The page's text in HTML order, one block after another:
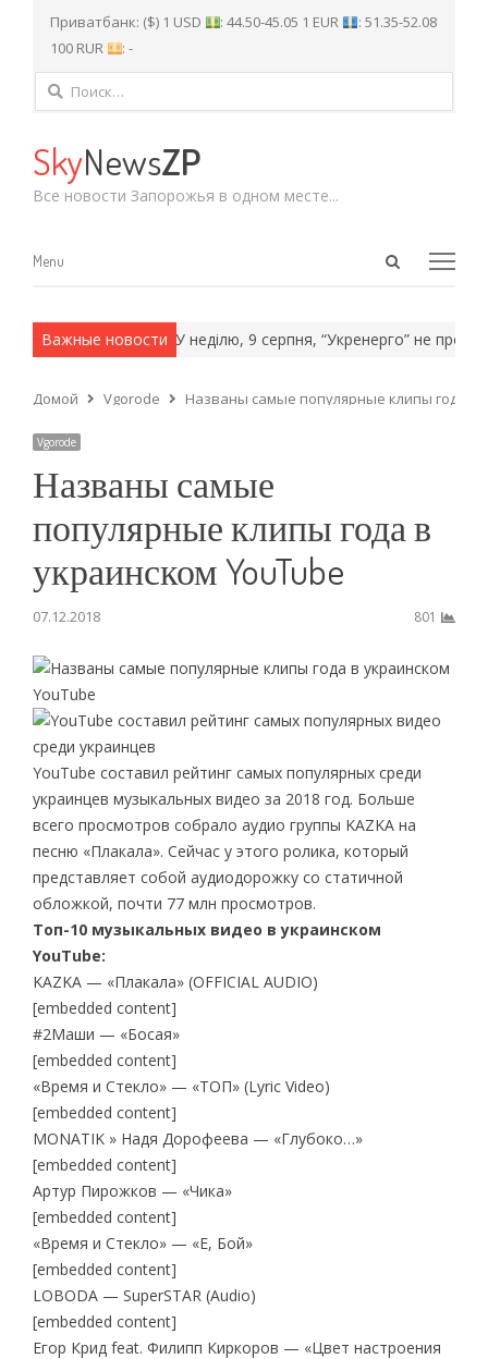
Приватбанк: ($) 1 USD : 44.50-45.05 1 EUR
: 51.35-52.08
100 RUR
: -
Найти:
SkyNewsZP
Все новости Запорожья в одном месте...
Open
Menu
Menu
Важные новости
методы. У неділю, 9 серпня, “Укренерго” не
Домой Vgorode Названы самые популярные клипы года в
Vgorode
Названы самые
популярные клипы года в
украинском YouTube
07.12.2018 801
YouTube составил рейтинг самых популярных среди
украинцев музыкальных видео за 2018 год. Больше
всего просмотров собрало аудио группы KAZKA на
песню «Плакала». Сейчас у этого ролика, который
представляет собой аудиодорожку со статичной
обложкой, почти 77 млн просмотров.
Топ-10 музыкальных видео в украинском
YouTube:
KAZKA — «Плакала» (OFFICIAL AUDIO)
[embedded content]
#2Маши — «Босая»
[embedded content]
«Время и Стекло» — «ТОП» (Lyric Video)
[embedded content]
MONATIK » Надя Дорофеева — «Глубоко…»
[embedded content]
Артур Пирожков — «Чика»
[embedded content]
«Время и Стекло» — «Е, Бой»
[embedded content]
LOBODA — SuperSTAR (Audio)
[embedded content]
Егор Крид feat. Филипп Киркоров — «Цвет настроения